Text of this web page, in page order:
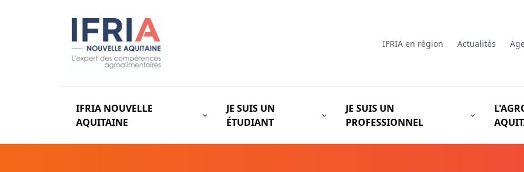
IFRIA en région Actualités
IFRIA NOUVELLE
AQUITAINE
JE SUIS UN
ÉTUDIANT
JE SUIS UN
PROFESSIONNEL